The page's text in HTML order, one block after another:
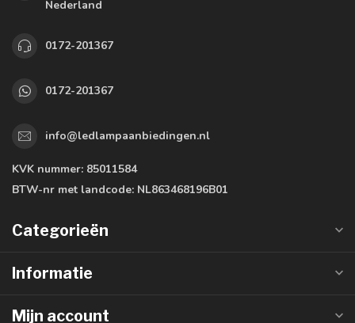
Nederland
0172-201367
0172-201367
info@ledlampaanbiedingen.nl
KVK nummer: 85011584
BTW-nr met landcode: NL863468196B01
Categorieën
Informatie
Mijn account